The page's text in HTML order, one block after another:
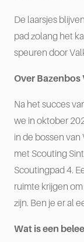
De laarsjes
pad zolang het
speuren door
Over Bazenbos
Na het succes
we in oktober
in de bossen van
met Scouting
Scoutingpad 4.
ruimte krijgen
zijn. Ben je er al
Wat is een